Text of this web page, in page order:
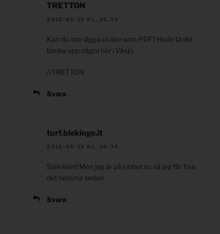
TRETTON
2012-05-15 KL. 16.30
Kan du inte lägga ut den som PDF? Hade tänkt
banka upp några här i Växjö.
//TRETTON
Svara
turf.blekinge.it
2012-05-15 KL. 16.34
Självklart! Men jag är på jobbet nu så jag får fixa
det hemma sedan.
Svara